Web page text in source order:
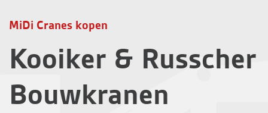
MiDi Cranes kopen
Kooiker & Russcher
Bouwkranen